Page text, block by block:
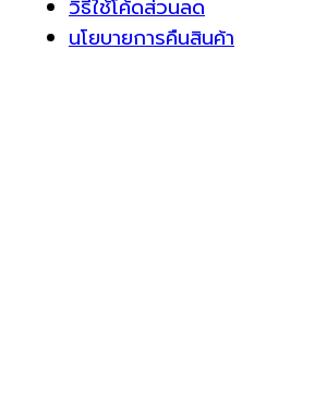
วิธีใช้โค้ดส่วนลด
นโยบายการคืนสินค้า